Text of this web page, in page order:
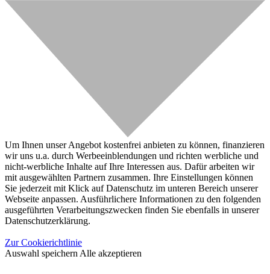
Um Ihnen unser Angebot kostenfrei anbieten zu können, finanzieren
wir uns u.a. durch Werbeeinblendungen und richten werbliche und
nicht-werbliche Inhalte auf Ihre Interessen aus. Dafür arbeiten wir
mit ausgewählten Partnern zusammen. Ihre Einstellungen können
Sie jederzeit mit Klick auf Datenschutz im unteren Bereich unserer
Webseite anpassen. Ausführlichere Informationen zu den folgenden
ausgeführten Verarbeitungszwecken finden Sie ebenfalls in unserer
Datenschutzerklärung.
Zur Cookierichtlinie
Auswahl speichern Alle akzeptieren